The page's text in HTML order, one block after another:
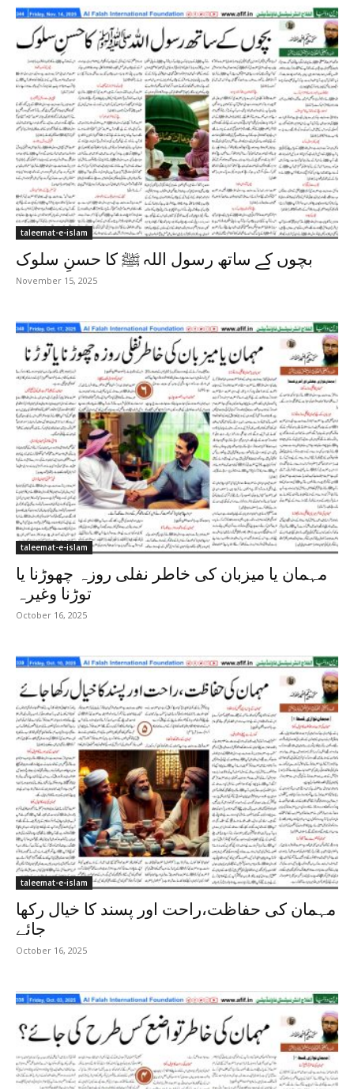
taleemat-e-islam
بچوں کے ساتھ رسول اللہ ﷺ کا حسنِ سلوک
November 15, 2025
taleemat-e-islam
مہمان یا میزبان کی خاطر نفلی روزہ چھوڑنا یا
توڑنا وغیرہ
October 16, 2025
taleemat-e-islam
مہمان کی حفاظت،راحت اور پسند کا خیال رکھا
جائے
October 16, 2025